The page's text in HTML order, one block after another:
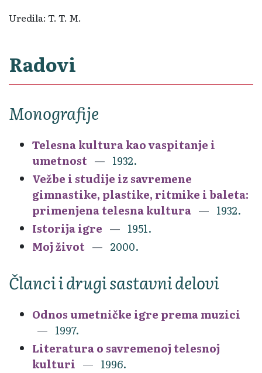
Uredila: T. T. M.
Radovi
Monografije
Telesna kultura kao vaspitanje i
umetnost
1932.
Vežbe i studije iz savremene
gimnastike, plastike, ritmike i baleta:
primenjena telesna kultura
1932.
Istorija igre
1951.
Moj život
2000.
Članci i drugi sastavni delovi
Odnos umetničke igre prema muzici
1997.
Literatura o savremenoj telesnoj
kulturi
1996.